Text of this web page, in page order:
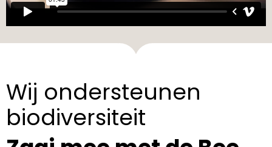
Wij ondersteunen
biodiversiteit